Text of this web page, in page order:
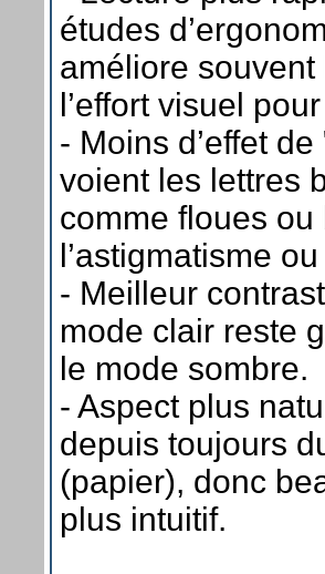
études
améliore
l’effort visuel
- Moins d’effet
voient les lettres
comme floues
l’astigmatisme
- Meilleur
mode clair reste
le mode sombre.
- Aspect plus
depuis toujours
(papier), donc
plus intuitif.